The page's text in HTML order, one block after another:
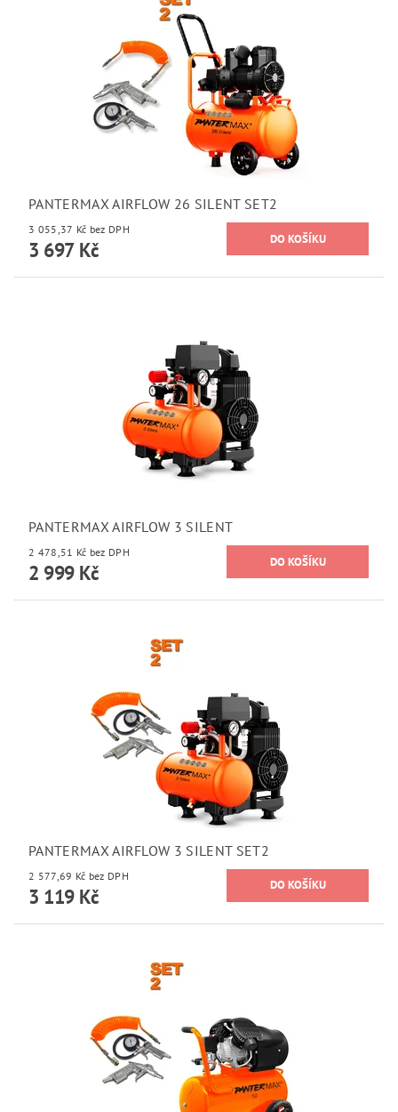
PANTERMAX AIRFLOW 26 SILENT SET2
3 055,37 Kč bez DPH
3 697 Kč
PANTERMAX AIRFLOW 3 SILENT
2 478,51 Kč bez DPH
2 999 Kč
PANTERMAX AIRFLOW 3 SILENT SET2
2 577,69 Kč bez DPH
3 119 Kč